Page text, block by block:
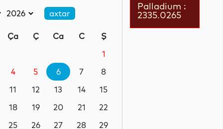
edib
06 Avqust 16:46
Rezidenturaya qəbul
mərhələsində 996 namizəd
06 Avqust 16:43
Ça Ç Ca C
Ş
1
4 5 6 7
8
11 12 13 14
15
18 19 20 21
22
25 26 27 28
29
Palladium :
2335.0265